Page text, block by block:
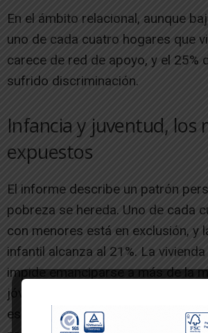
En el ámbito relacional, aunque
uno de cada cuatro hogares que
carece de red de apoyo, y el 25%
sufrido discriminación.
Infancia y juventud, los
expuestos
El informe describe un patrón
pobreza se hereda. Uno de cada
con menores está en exclusión, y
infantil alcanza al 21%. La
impide emanciparse a más de la
jóvenes, y la precariedad laboral
especial intensidad. La salud